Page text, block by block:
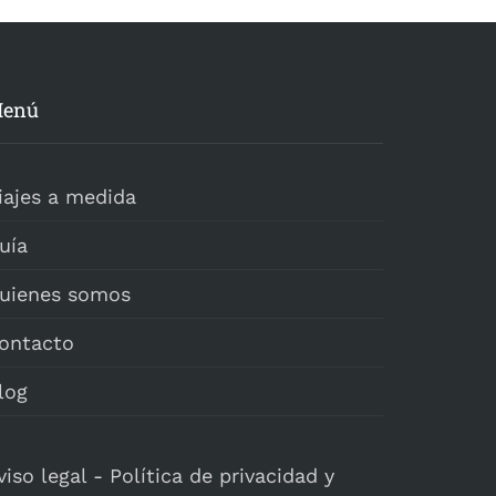
a medida
somos
legal - Política de privacidad y